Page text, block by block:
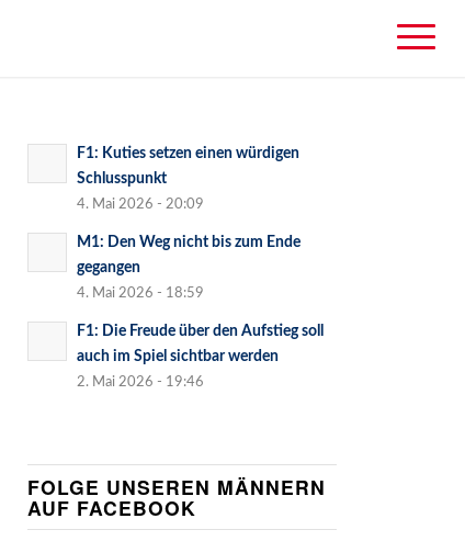
F1: Kuties setzen einen würdigen
Schlusspunkt
4. Mai 2026 - 20:09
M1: Den Weg nicht bis zum Ende
gegangen
4. Mai 2026 - 18:59
F1: Die Freude über den Aufstieg soll
auch im Spiel sichtbar werden
2. Mai 2026 - 19:46
FOLGE UNSEREN MÄNNERN
AUF FACEBOOK